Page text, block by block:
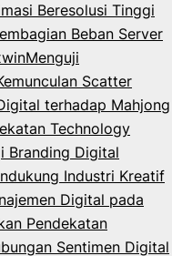
Beresolusi Tinggi
Beban Server
Menguji
Scatter
terhadap Mahjong
Technology
Branding Digital
Industri Kreatif
Digital pada
Pendekatan
Sentimen Digital